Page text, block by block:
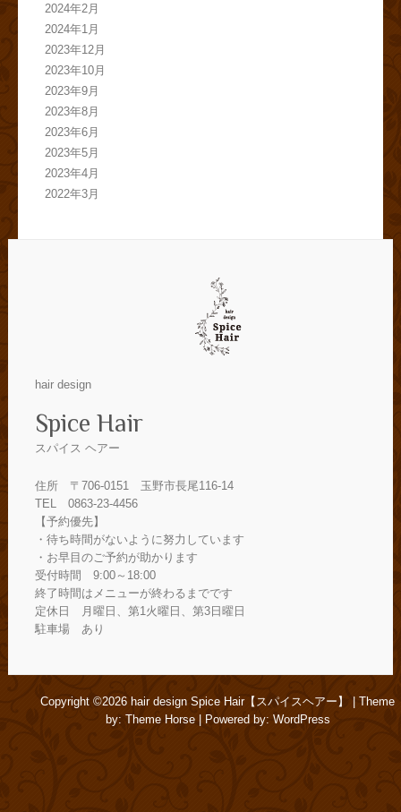
2024年2月
2024年1月
2023年12月
2023年10月
2023年9月
2023年8月
2023年6月
2023年5月
2023年4月
2022年3月
hair design
Spice Hair
スパイス ヘアー
住所 〒706-0151 玉野市長尾116-14
TEL 0863-23-4456
【予約優先】
・待ち時間がないように努力しています
・お早目のご予約が助かります
受付時間 9:00～18:00
終了時間はメニューが終わるまでです
定休日 月曜日、第1火曜日、第3日曜日
駐車場 あり
Copyright ©2026 hair design Spice Hair【スパイスヘアー】
| Theme
by: Theme Horse| Powered by: WordPress